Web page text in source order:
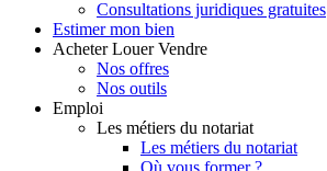
Consultations juridiques gratuites
Estimer mon bien
Acheter Louer Vendre
Nos offres
Nos outils
Emploi
Les métiers du notariat
Les métiers du notariat
Où vous former ?